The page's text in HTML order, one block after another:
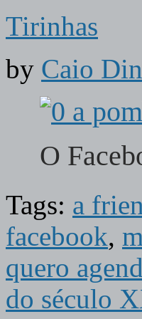
Tirinhas
by Caio
O
Tags: a
facebook,
quero
do século